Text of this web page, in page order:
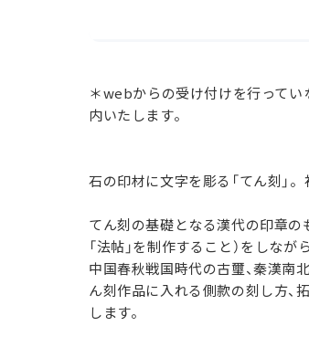
＊webからの受け付けを行ってい
内いたします。
石の印材に文字を彫る「てん刻」
てん刻の基礎となる漢代の印章の
「法帖」を制作すること）をしな
中国春秋戦国時代の古璽、秦漢南
ん刻作品に入れる側款の刻し方、
します。